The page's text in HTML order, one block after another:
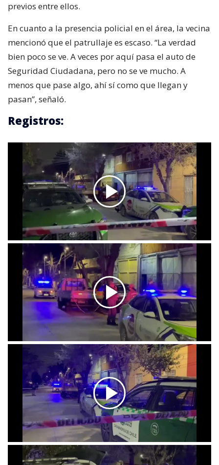
previos entre ellos.
En cuanto a la presencia policial en el área, la vecina
mencionó que el patrullaje es escaso. “La verdad
bien poco se ve. A veces por aquí pasa el auto de
Seguridad Ciudadana, pero no se ve mucho. A
menos que pase algo, ahí sí como que llegan y
pasan”, señaló.
Registros: